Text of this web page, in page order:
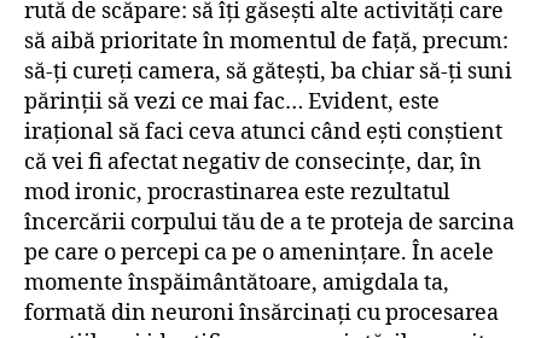
rută de scăpare: să îți găsești alte activități care
să aibă prioritate în momentul de față, precum:
să-ți cureți camera, să gătești, ba chiar să-ți suni
părinții să vezi ce mai fac… Evident, este
irațional să faci ceva atunci când ești conștient
că vei fi afectat negativ de consecințe, dar, în
mod ironic, procrastinarea este rezultatul
încercării corpului tău de a te proteja de sarcina
pe care o percepi ca pe o amenințare. În acele
momente înspăimântătoare, amigdala ta,
formată din neuroni însărcinați cu procesarea